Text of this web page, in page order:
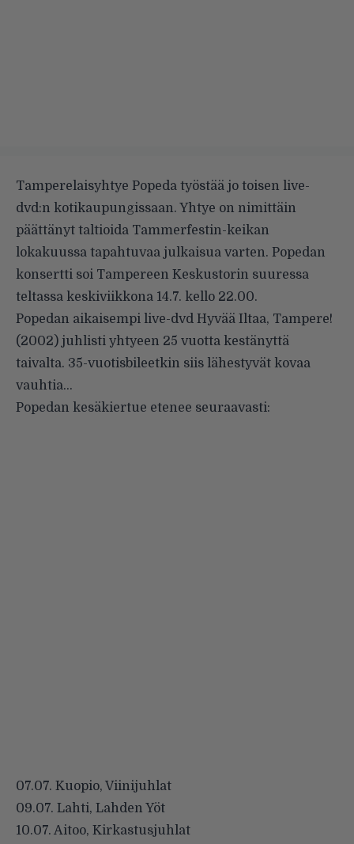
Tamperelaisyhtye Popeda työstää jo toisen live-
dvd:n kotikaupungissaan. Yhtye on nimittäin
päättänyt taltioida Tammerfestin-keikan
lokakuussa tapahtuvaa julkaisua varten. Popedan
konsertti soi Tampereen Keskustorin suuressa
teltassa keskiviikkona 14.7. kello 22.00.
Popedan aikaisempi live-dvd Hyvää Iltaa, Tampere!
(2002) juhlisti yhtyeen 25 vuotta kestänyttä
taivalta. 35-vuotisbileetkin siis lähestyvät kovaa
vauhtia…
Popedan kesäkiertue etenee seuraavasti:
07.07. Kuopio, Viinijuhlat
09.07. Lahti, Lahden Yöt
10.07. Aitoo, Kirkastusjuhlat